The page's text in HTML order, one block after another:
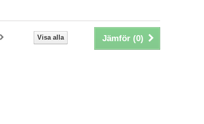
Jämför (0)
Visa alla